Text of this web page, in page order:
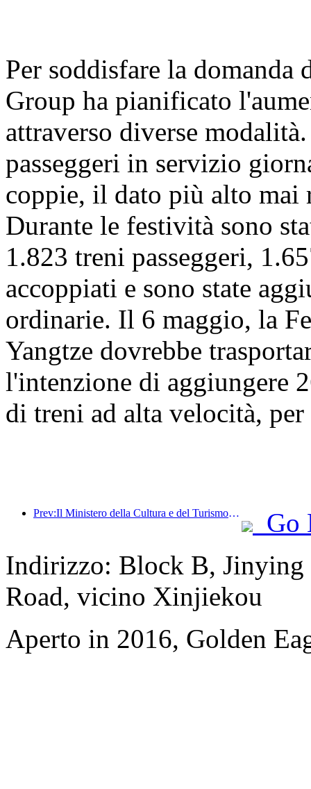
Per soddisfare la
Group ha pianificato
attraverso diverse
passeggeri in servizio
coppie, il dato più alto mai
Durante le festività sono
1.823 treni passeggeri,
accoppiati e sono state
ordinarie. Il 6 maggio, la
Yangtze dovrebbe
l'intenzione di aggiungere
di treni ad alta velocità,
Prev:Il Ministero della Cultura e del Turismo annuncia ufficialmente le attività per il '19 maggio – Giornata del Turismo in Cina', prevedendo di stanziare oltre 1 miliardo di yuan in sussidi per il pubblico.
Go
Indirizzo: Block B, Jinying
Road, vicino Xinjiekou
Aperto in 2016, Golden